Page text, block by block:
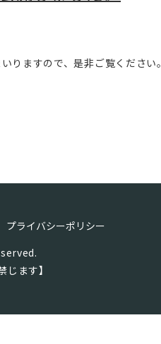
りますので、是非ご覧ください。
プライバシーポリシー
ます】